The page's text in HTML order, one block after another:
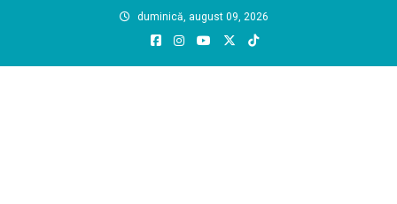
duminică, august 09, 2026